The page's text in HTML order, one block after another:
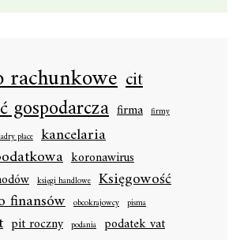
rachunkowe cit
gospodarcza firma firmy
płace kancelaria
koronawirus
księgi handlowe Księgowość
finansów obcokrajowcy pisma
pit roczny podania podatek vat